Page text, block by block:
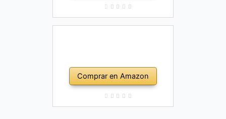
Comprar en Amazon